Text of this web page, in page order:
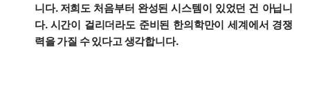
니다. 저희도 처음부터 완성된 시스템이 있었던 건 아닙니
다. 시간이 걸리더라도 준비된 한의학만이 세계에서 경쟁
력을 가질 수 있다고 생각합니다.